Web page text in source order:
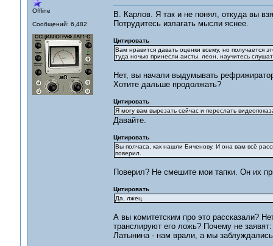
Offline
Сообщений: 6,482
В. Карлов. Я так и не понял, откуда вы
Потрудитесь излагать мысли яснее.
Цитировать
Вам нравится давать оценки всему, но получается
туда ночью принесли аисты. леон, научитесь
Нет, вы начали выдумывать
Хотите дальше продолжать?
Цитировать
Я могу вам вырезать сейчас и переслать
Давайте.
Цитировать
Вы полчаса, как нашли Биченову. И она вам всё
поверил.
Поверил? Не смешите мои тапки. Он их
Цитировать
Да, лжец.
А вы комитетским про это рассказали?
транслируют его ложь? Почему не
Латынина - нам врали, а мы